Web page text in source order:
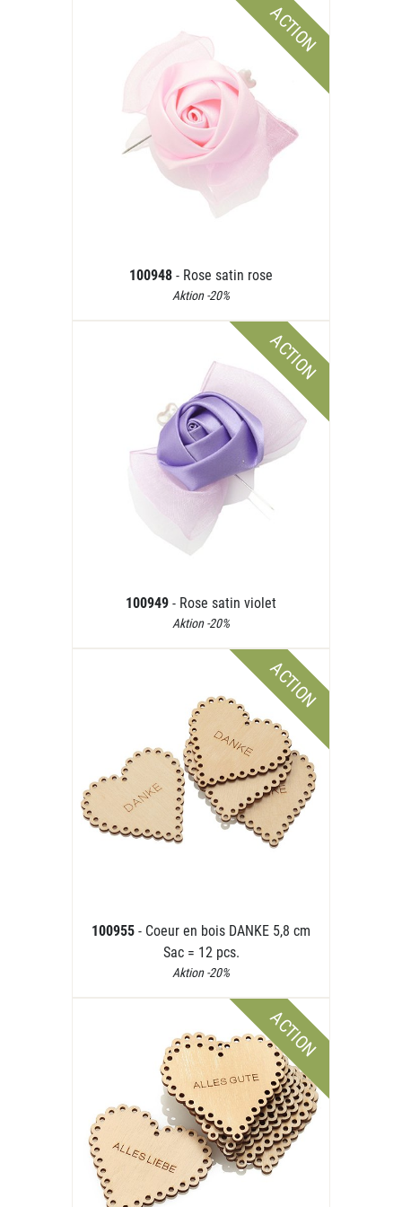
ACTION
100948 - Rose satin rose
Aktion -20%
ACTION
100949 - Rose satin violet
Aktion -20%
ACTION
100955 - Coeur en bois DANKE 5,8 cm
Sac = 12 pcs.
Aktion -20%
ACTION